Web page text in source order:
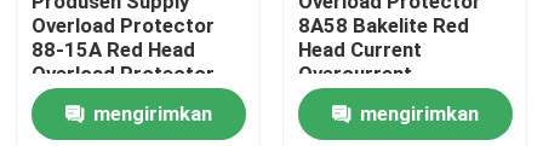
Rumah
Produk
Overload Protector
88-15A Red Head
Overload Protector
Reset manual DC
circuit breaker
mengirimkan
8A58 Bakelite Red
Head Current
Overcurrent
Protector dengan Nut
Gasketmengirimkan